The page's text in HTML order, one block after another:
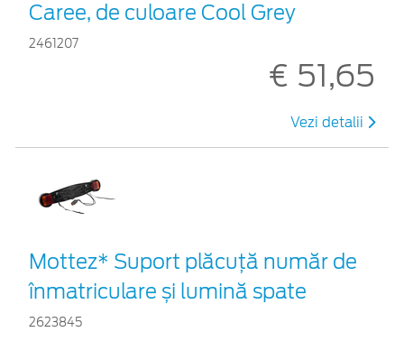
Caree, de culoare Cool Grey
2461207
€ 51,65
Vezi detalii
Mottez* Suport plăcuță număr de
înmatriculare și lumină spate
2623845